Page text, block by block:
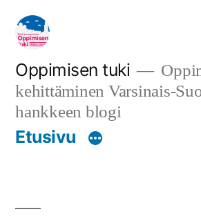
Siirry
sisältöön
Oppimisen tuki
kehittäminen Varsinais-
hankkeen blogi
Etusivu